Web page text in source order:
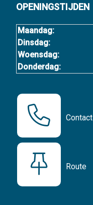
OPENINGSTIJDEN
Maandag:
Dinsdag:
Woensdag:
Donderdag:
Contact
Route